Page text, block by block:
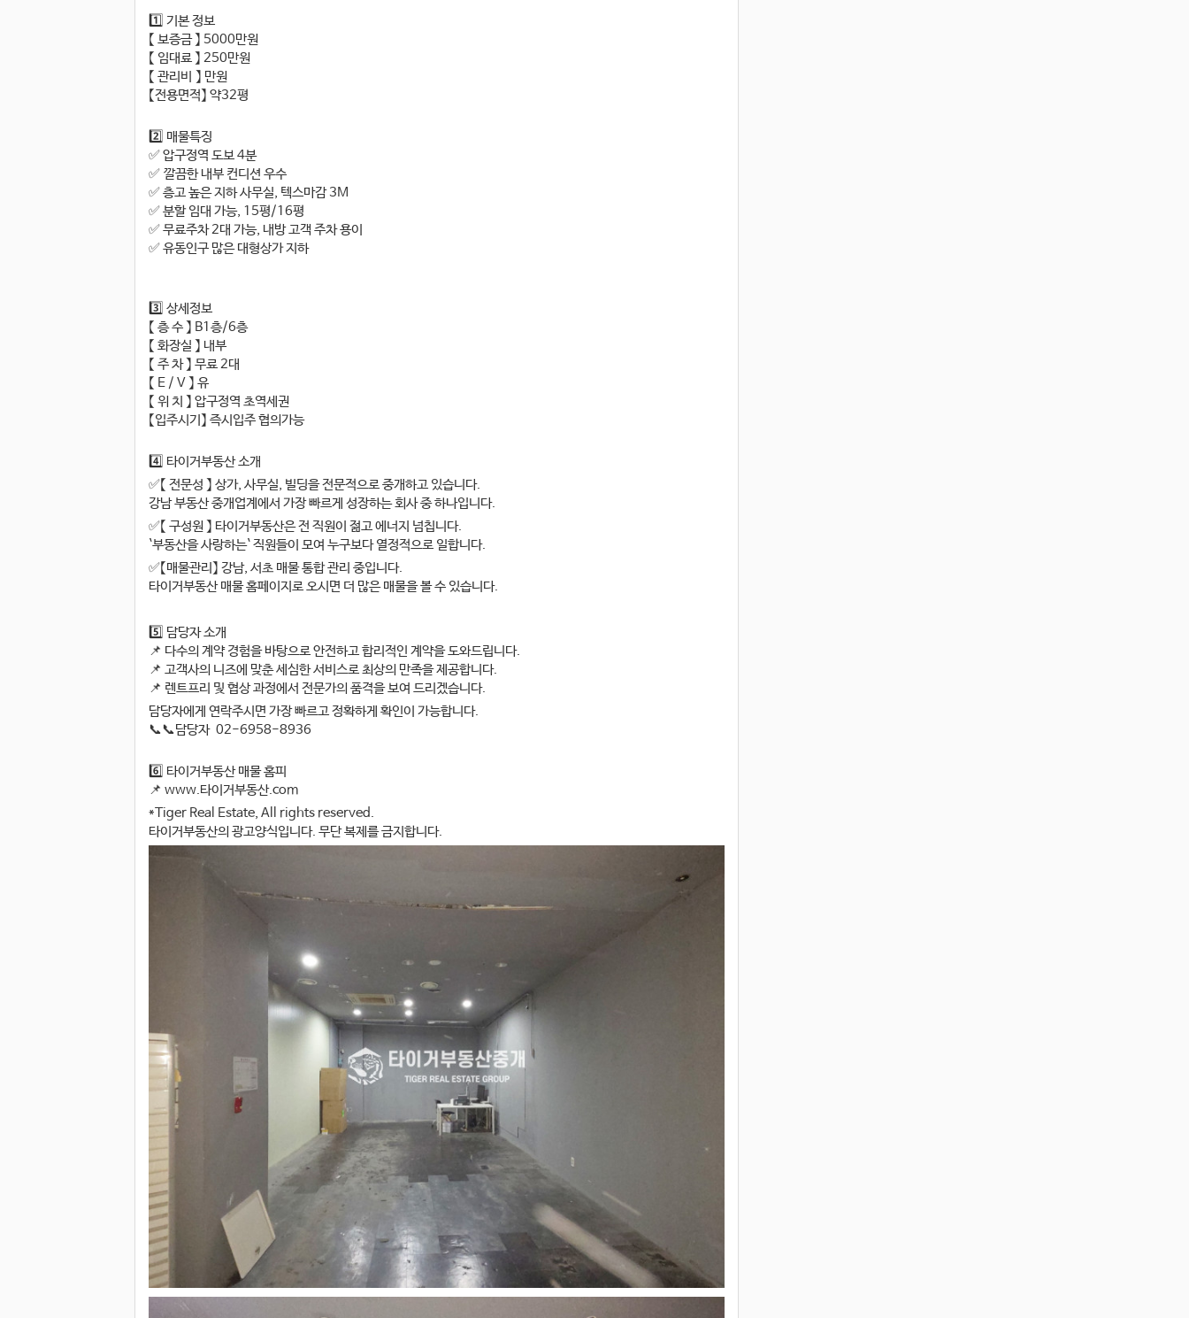
1️⃣ 기본 정보
【 보증금 】 5000만원
【 임대료 】 250만원
【 관리비 】 만원
【전용면적】 약32평
2️⃣ 매물특징
✅ 압구정역 도보 4분
✅ 깔끔한 내부 컨디션 우수
✅ 층고 높은 지하 사무실, 텍스마감 3M
✅ 분할 임대 가능, 15평/16평
✅ 무료주차 2대 가능, 내방 고객 주차 용이
✅ 유동인구 많은 대형상가 지하
3️⃣ 상세정보
【 층 수 】 B1층/6층
【 화장실 】 내부
【 주 차 】 무료 2대
【 E / V 】 유
【 위 치 】 압구정역 초역세권
【입주시기】 즉시입주 협의가능
4️⃣ 타이거부동산 소개
✅【 전문성 】 상가, 사무실, 빌딩을 전문적으로 중개하고 있습니다.
강남 부동산 중개업계에서 가장 빠르게 성장하는 회사 중 하나입니다.
✅【 구성원 】 타이거부동산은 전 직원이 젊고 에너지 넘칩니다.
`부동산을 사랑하는` 직원들이 모여 누구보다 열정적으로 일합니다.
✅【매물관리】 강남, 서초 매물 통합 관리 중입니다.
타이거부동산 매물 홈페이지로 오시면 더 많은 매물을 볼 수 있습니다.
5️⃣ 담당자 소개
📌 다수의 계약 경험을 바탕으로 안전하고 합리적인 계약을 도와드립니다.
📌 고객사의 니즈에 맞춘 세심한 서비스로 최상의 만족을 제공합니다.
📌 렌트프리 및 협상 과정에서 전문가의 품격을 보여 드리겠습니다.
담당자에게 연락주시면 가장 빠르고 정확하게 확인이 가능합니다.
📞📞담당자 02-6958-8936
6️⃣ 타이거부동산 매물 홈피
📌 www.타이거부동산.com
*Tiger Real Estate, All rights reserved.
타이거부동산의 광고양식입니다. 무단 복제를 금지합니다.